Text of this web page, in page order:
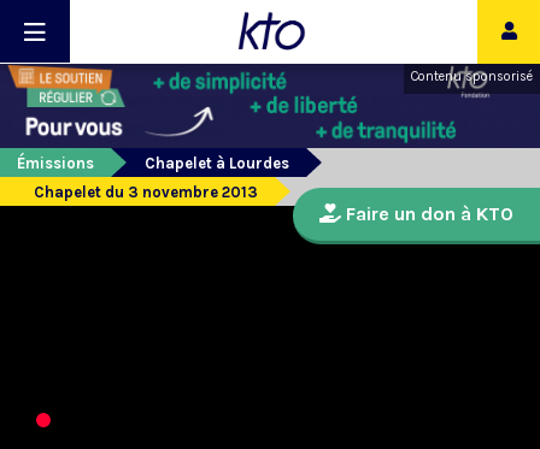
Contenu sponsorisé
Émissions
Chapelet à Lourdes
Chapelet du 3 novembre 2013
Faire un don à KTO